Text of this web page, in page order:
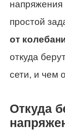
простой
от
откуда
сети, и чем
Откуда